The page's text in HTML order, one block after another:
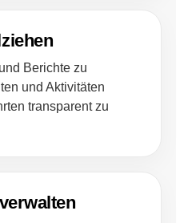
Berichte zu
und Aktivitäten
transparent zu